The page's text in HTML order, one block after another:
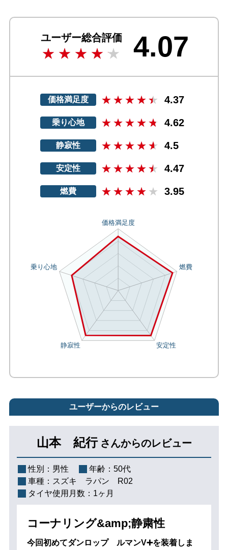
ユーザー総合評価 4.07
価格満足度 4.37
乗り心地 4.62
静寂性 4.5
安定性 4.47
燃費 3.95
ユーザーからのレビュー
山本 紀行 さんからのレビュー
性別： 男性 年齢： 50代
車種： スズキ ラパン R02
タイヤ使用月数： 1ヶ月
コーナリング&amp;静粛性
今回初めてダンロップ ルマンV➕を装着しま